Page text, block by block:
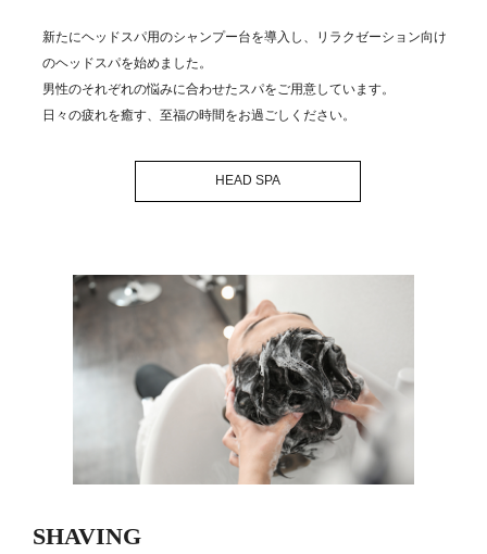
新たにヘッドスパ用のシャンプー台を導入し、リラクゼーション向け
のヘッドスパを始めました。
男性のそれぞれの悩みに合わせたスパをご用意しています。
日々の疲れを癒す、至福の時間をお過ごしください。
HEAD SPA
SHAVING